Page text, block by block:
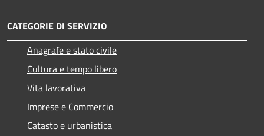
CATEGORIE DI SERVIZIO
Anagrafe e stato civile
Cultura e tempo libero
Vita lavorativa
Imprese e Commercio
Catasto e urbanistica